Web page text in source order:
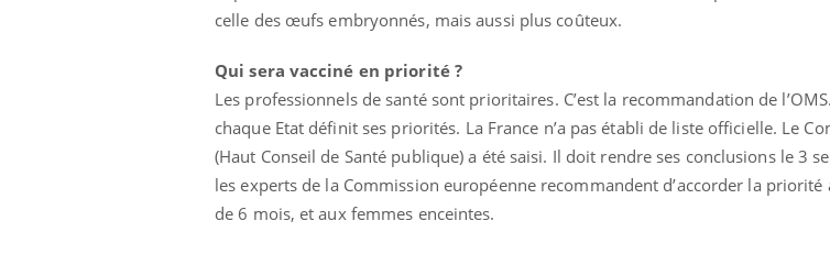
celle des œufs embryonnés, mais aussi plus coûteux.
Qui sera vacciné en priorité ?
Les professionnels de santé sont prioritaires. C’est la recommandation de
chaque Etat définit ses priorités. La France n’a pas établi de liste officielle. Le
(Haut Conseil de Santé publique) a été saisi. Il doit rendre ses conclusions le 3
les experts de la Commission européenne recommandent d’accorder la priorité
de 6 mois, et aux femmes enceintes.